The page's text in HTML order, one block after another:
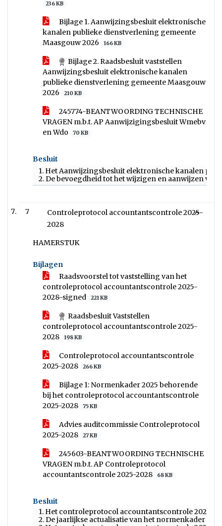
236 KB
Bijlage 1. Aanwijzingsbesluit elektronische
kanalen publieke dienstverlening gemeente
Maasgouw 2026
166 KB
Bijlage 2. Raadsbesluit vaststellen
Aanwijzingsbesluit elektronische kanalen
publieke dienstverlening gemeente Maasgouw
2026
210 KB
245774-BEANTWOORDING TECHNISCHE
VRAGEN m.b.t. AP Aanwijzigingsbesluit Wmebv
en Wdo
70 KB
Besluit
1. Het Aanwijzingsbesluit elektronische kanalen
2. De bevoegdheid tot het wijzigen en aanwijzen
7
Controleprotocol accountantscontrole 2025-
2028
HAMERSTUK
Bijlagen
Raadsvoorstel tot vaststelling van het
controleprotocol accountantscontrole 2025-
2028-signed
221 KB
Raadsbesluit Vaststellen
controleprotocol accountantscontrole 2025-
2028
198 KB
Controleprotocol accountantscontrole
2025-2028
266 KB
Bijlage 1: Normenkader 2025 behorende
bij het controleprotocol accountantscontrole
2025-2028
75 KB
Advies auditcommissie Controleprotocol
2025-2028
27 KB
245603-BEANTWOORDING TECHNISCHE
VRAGEN m.b.t. AP Controleprotocol
accountantscontrole 2025-2028
68 KB
Besluit
1. Het controleprotocol accountantscontrole 2025-
2. De jaarlijkse actualisatie van het normenkader te